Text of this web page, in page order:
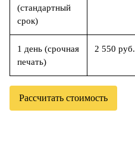
(стандартный
срок)
1 день (срочная
печать)
2 550 руб.
Рассчитать стоимость